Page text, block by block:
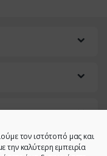
τον ιστότοπό μας και
την καλύτερη εμπειρία